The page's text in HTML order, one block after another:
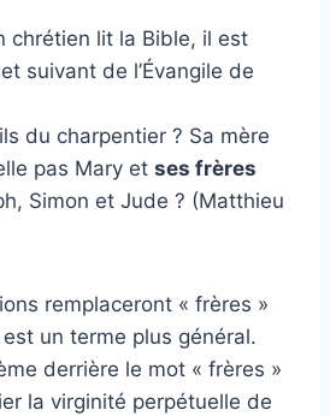
chrétien lit la Bible, il est
suivant de l’Évangile de
du charpentier ? Sa mère
pas Mary et ses frères
Simon et Jude ? (Matthieu
remplaceront « frères »
un terme plus général.
derrière le mot « frères »
la virginité perpétuelle de